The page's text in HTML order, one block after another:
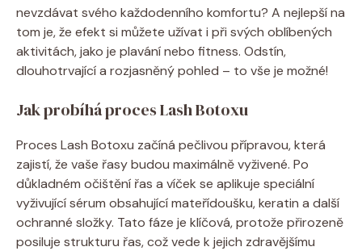
nevzdávat svého každodenního komfortu? A nejlepší na
tom je, že efekt si můžete užívat i při svých oblíbených
aktivitách, jako je plavání nebo fitness. Odstín,
dlouhotrvající a rozjasněný pohled – to vše je možné!
Jak probíhá proces Lash Botoxu
Proces Lash Botoxu začíná pečlivou přípravou, která
zajistí, že vaše řasy budou maximálně vyživené. Po
důkladném očištění řas a víček se aplikuje speciální
vyživující sérum obsahující mateřídoušku, keratin a další
ochranné složky. Tato fáze je klíčová, protože přirozeně
posiluje strukturu řas, což vede k jejich zdravějšímu